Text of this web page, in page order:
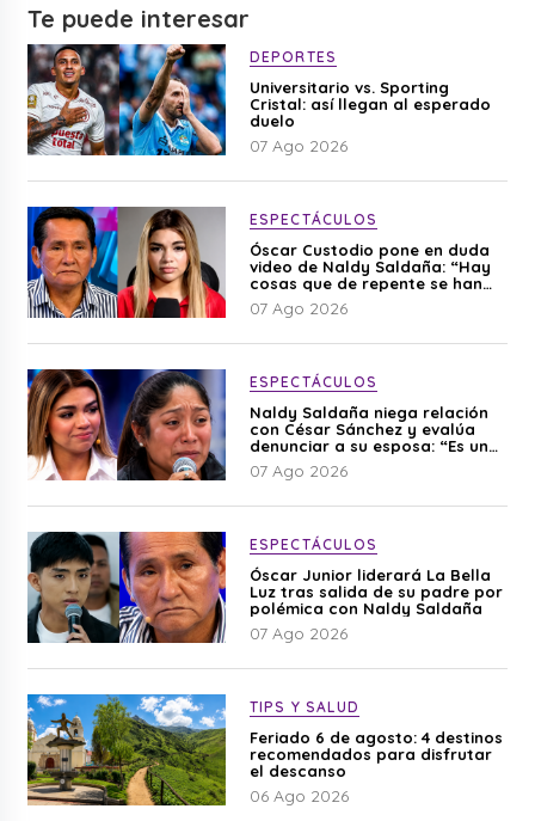
Te puede interesar
DEPORTES
Universitario vs. Sporting
Cristal: así llegan al esperado
duelo
07 Ago 2026
ESPECTÁCULOS
Óscar Custodio pone en duda
video de Naldy Saldaña: “Hay
cosas que de repente se han
editado”
07 Ago 2026
ESPECTÁCULOS
Naldy Saldaña niega relación
con César Sánchez y evalúa
denunciar a su esposa: “Es una
difamación”
07 Ago 2026
ESPECTÁCULOS
Óscar Junior liderará La Bella
Luz tras salida de su padre por
polémica con Naldy Saldaña
07 Ago 2026
TIPS Y SALUD
Feriado 6 de agosto: 4 destinos
recomendados para disfrutar
el descanso
06 Ago 2026